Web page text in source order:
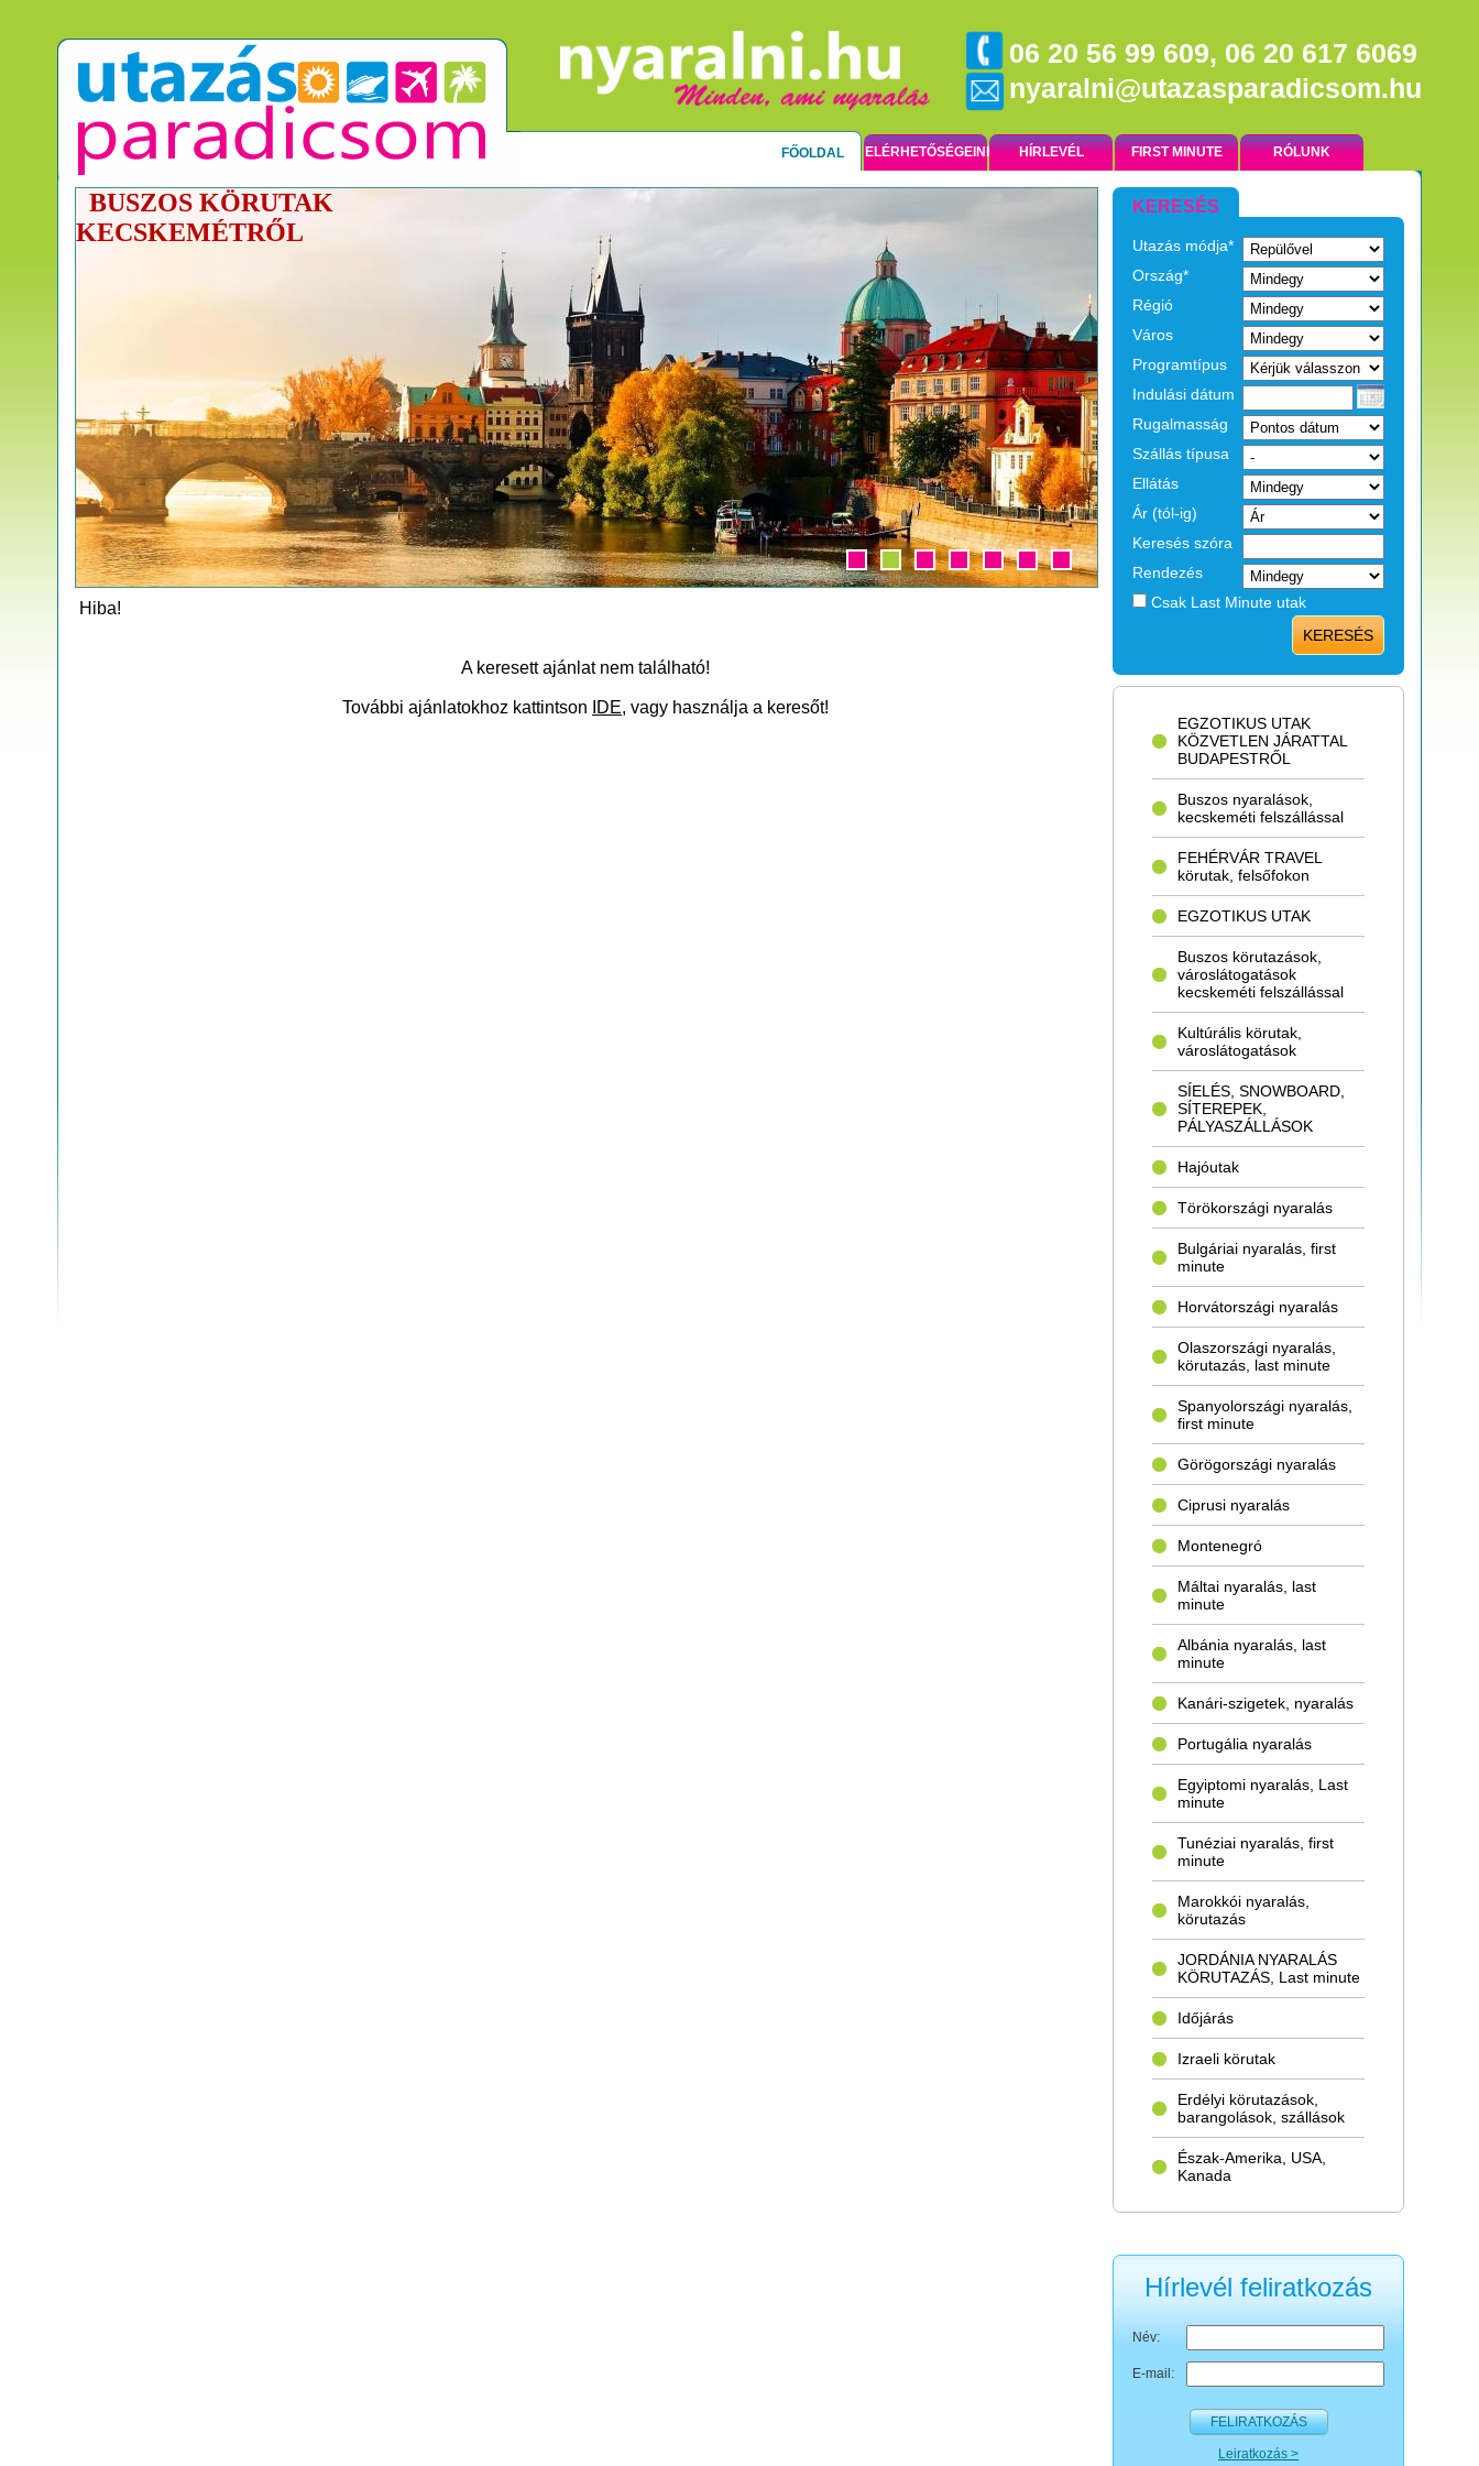
06 20 56 99 609, 06 20 617 6069
nyaralni@utazasparadicsom.hu
FŐOLDAL ELÉRHETŐSÉGEINK HÍRLEVÉL FIRST MINUTE RÓLUNK
BUSZOS KÖRUTAK
KECSKEMÉTRŐL
EGZOTIKUS UTAK
Hiba!
A keresett ajánlat nem található!
További ajánlatokhoz kattintson IDE, vagy használja a keresőt!
KERESÉS
Utazás módja*
Ország*
Régió
Város
Programtípus
Indulási dátum
Rugalmasság
Szállás típusa
Ellátás
Ár (tól-ig)
Keresés szóra
Rendezés
Csak Last Minute utak
KERESÉS
EGZOTIKUS UTAK
KÖZVETLEN JÁRATTAL
BUDAPESTRŐL
Buszos nyaralások,
kecskeméti felszállással
FEHÉRVÁR TRAVEL
körutak, felsőfokon
EGZOTIKUS UTAK
Buszos körutazások,
városlátogatások
kecskeméti felszállással
Kultúrális körutak,
városlátogatások
SÍELÉS, SNOWBOARD,
SÍTEREPEK,
PÁLYASZÁLLÁSOK
Hajóutak
Törökországi nyaralás
Bulgáriai nyaralás, first
minute
Horvátországi nyaralás
Olaszországi nyaralás,
körutazás, last minute
Spanyolországi nyaralás,
first minute
Görögországi nyaralás
Ciprusi nyaralás
Montenegró
Máltai nyaralás, last
minute
Albánia nyaralás, last
minute
Kanári-szigetek, nyaralás
Portugália nyaralás
Egyiptomi nyaralás, Last
minute
Tunéziai nyaralás, first
minute
Marokkói nyaralás,
körutazás
JORDÁNIA NYARALÁS
KÖRUTAZÁS, Last minute
Időjárás
Izraeli körutak
Erdélyi körutazások,
barangolások, szállások
Észak-Amerika, USA,
Kanada
Hírlevél feliratkozás
Név:
E-mail:
FELIRATKOZÁS
Leiratkozás >